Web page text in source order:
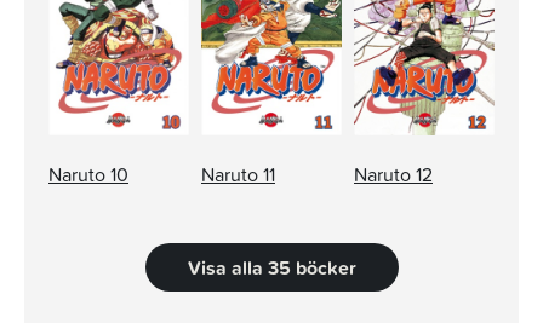
Naruto 10 Naruto 11 Naruto 12
Visa alla 35 böcker